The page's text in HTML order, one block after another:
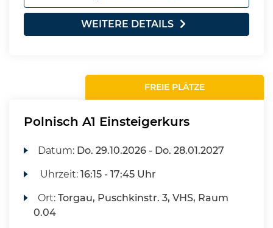
WEITERE DETAILS
FREIE PLÄTZE
Polnisch A1 Einsteigerkurs
Datum: Do. 29.10.2026 - Do. 28.01.2027
Uhrzeit:16:15 - 17:45 Uhr
Ort:Torgau, Puschkinstr. 3, VHS, Raum
0.04